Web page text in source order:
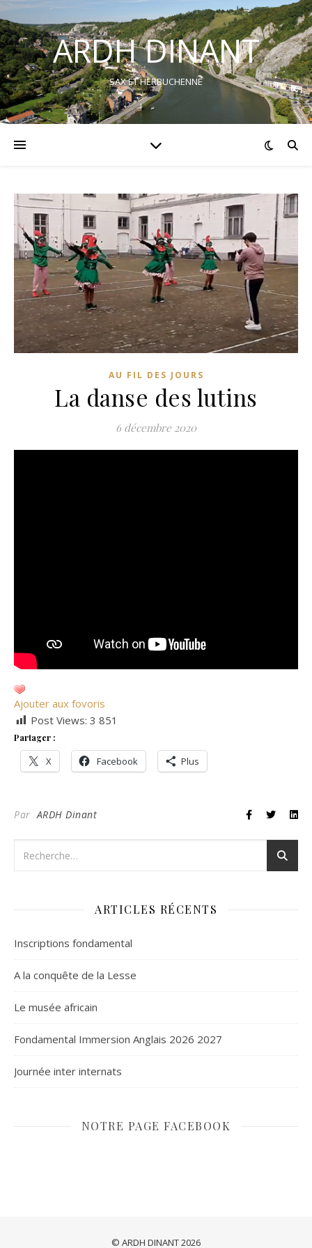
ARDH DINANT
SAX ET HERBUCHENNE
AU FIL DES JOURS
La danse des lutins
6 décembre 2020
Ajouter aux fovoris
Post Views: 3 851
Partager :
X Facebook Plus
ParARDH Dinant
ARTICLES RÉCENTS
Inscriptions fondamental
A la conquête de la Lesse
Le musée africain
Fondamental Immersion Anglais 2026 2027
Journée inter internats
NOTRE PAGE FACEBOOK
© ARDH DINANT 2026